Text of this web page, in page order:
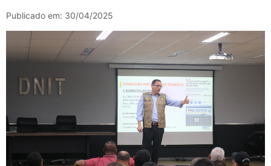
Publicado em: 30/04/2025